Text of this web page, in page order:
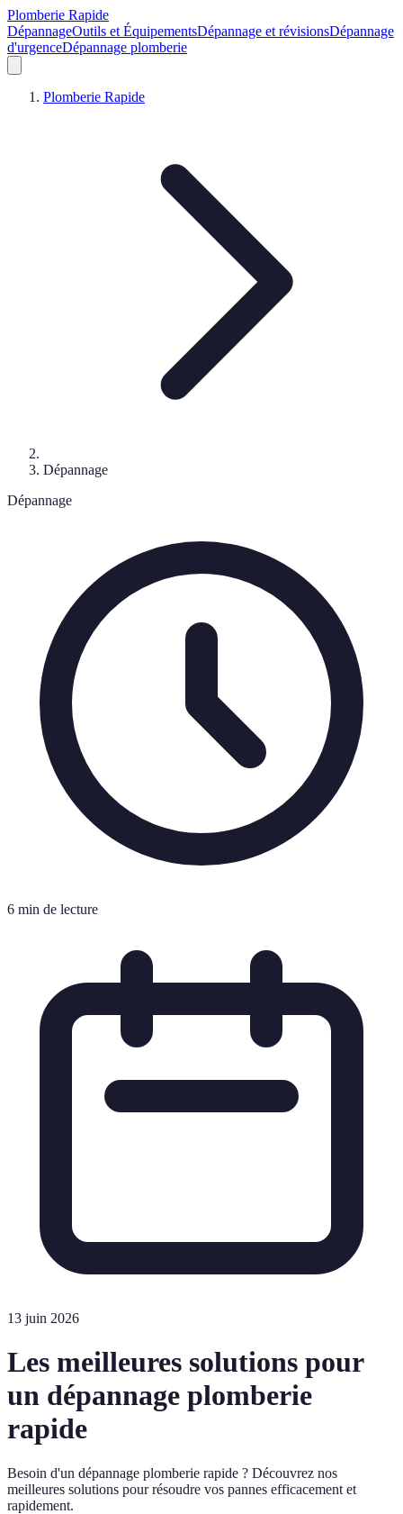
Plomberie Rapide
DépannageOutils et ÉquipementsDépannage et révisionsDépannage
d'urgenceDépannage plomberie
Plomberie Rapide
Dépannage
Dépannage
6 min de lecture
13 juin 2026
Les meilleures solutions pour
un dépannage plomberie
rapide
Besoin d'un dépannage plomberie rapide ? Découvrez nos
meilleures solutions pour résoudre vos pannes efficacement et
rapidement.